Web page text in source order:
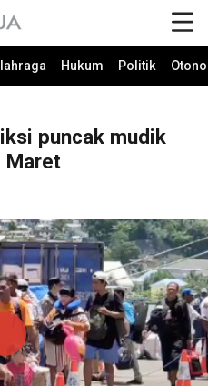
Hukum Politik
puncak mudik
Maret
Play